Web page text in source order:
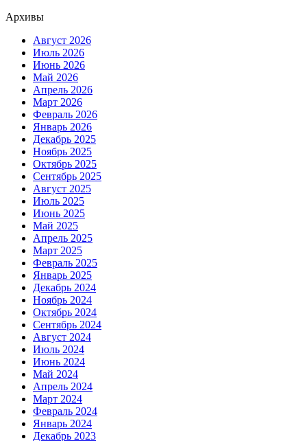
Архивы
Август 2026
Июль 2026
Июнь 2026
Май 2026
Апрель 2026
Март 2026
Февраль 2026
Январь 2026
Декабрь 2025
Ноябрь 2025
Октябрь 2025
Сентябрь 2025
Август 2025
Июль 2025
Июнь 2025
Май 2025
Апрель 2025
Март 2025
Февраль 2025
Январь 2025
Декабрь 2024
Ноябрь 2024
Октябрь 2024
Сентябрь 2024
Август 2024
Июль 2024
Июнь 2024
Май 2024
Апрель 2024
Март 2024
Февраль 2024
Январь 2024
Декабрь 2023